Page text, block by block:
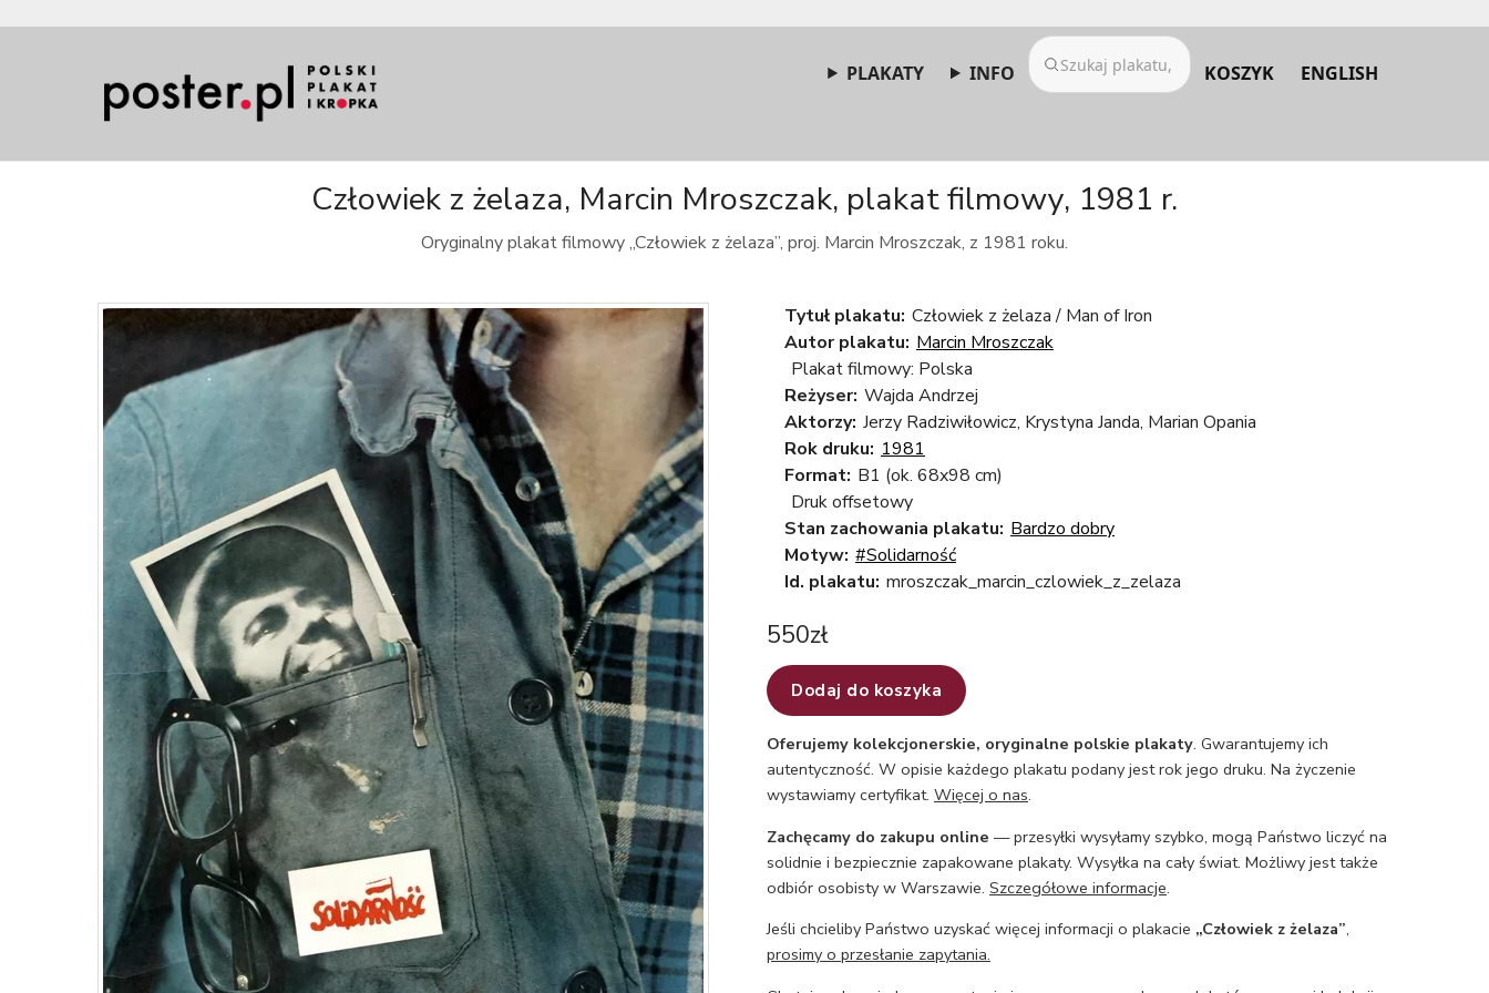
PLAKATY INFO KOSZYK ENGLISH
Człowiek z żelaza, Marcin Mroszczak, plakat filmowy, 1981 r.
Oryginalny plakat filmowy „Człowiek z żelaza”, proj. Marcin Mroszczak, z 1981 roku.
Tytuł plakatu: Człowiek z żelaza / Man of Iron
Autor plakatu: Marcin Mroszczak
Plakat filmowy: Polska
Reżyser: Wajda Andrzej
Aktorzy: Jerzy Radziwiłowicz, Krystyna Janda, Marian Opania
Rok druku: 1981
Format: B1 (ok. 68x98 cm)
Druk offsetowy
Stan zachowania plakatu: Bardzo dobry
Motyw: #Solidarność
Id. plakatu: mroszczak_marcin_czlowiek_z_zelaza
550zł
Dodaj do koszyka
Oferujemy kolekcjonerskie, oryginalne polskie plakaty. Gwarantujemy ich
autentyczność. W opisie każdego plakatu podany jest rok jego druku. Na życzenie
wystawiamy certyfikat. Więcej o nas.
Zachęcamy do zakupu online — przesyłki wysyłamy szybko, mogą Państwo liczyć na
solidnie i bezpiecznie zapakowane plakaty. Wysyłka na cały świat. Możliwy jest także
odbiór osobisty w Warszawie. Szczegółowe informacje.
Jeśli chcieliby Państwo uzyskać więcej informacji o plakacie „Człowiek z żelaza”,
prosimy o przesłanie zapytania.